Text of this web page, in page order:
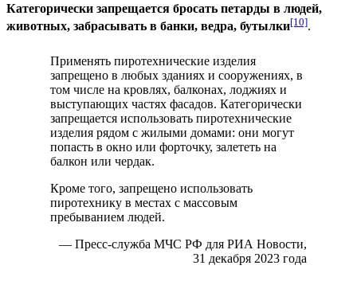
Категорически запрещается бросать петарды в людей,
животных, забрасывать в банки, ведра, бутылки[10].
Применять пиротехнические изделия
запрещено в любых зданиях и сооружениях, в
том числе на кровлях, балконах, лоджиях и
выступающих частях фасадов. Категорически
запрещается использовать пиротехнические
изделия рядом с жилыми домами: они могут
попасть в окно или форточку, залететь на
балкон или чердак.
Кроме того, запрещено использовать
пиротехнику в местах с массовым
пребыванием людей.
— Пресс-служба МЧС РФ для РИА Новости,
31 декабря 2023 года